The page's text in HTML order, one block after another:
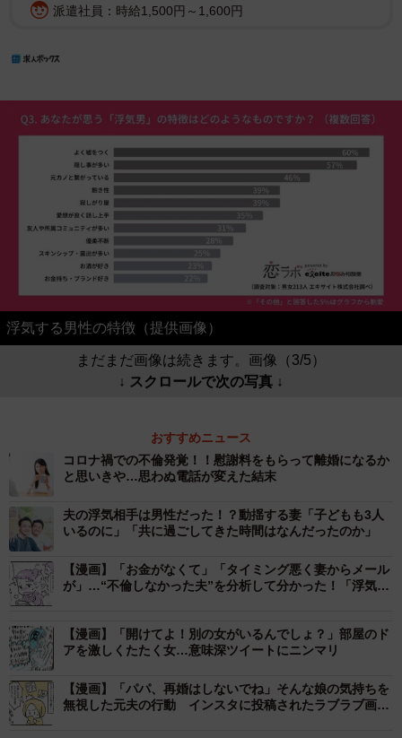
派遣社員：時給1,500円～1,600円
浮気する男性の特徴（提供画像）
まだまだ画像は続きます。画像（3/5）
↓ スクロールで次の写真 ↓
おすすめニュース
コロナ禍での不倫発覚！！慰謝料をもらって離婚になるか
と思いきや…思わぬ電話が変えた結末
夫の浮気相手は男性だった！？動揺する妻「子どもも3人
いるのに」「共に過ごしてきた時間はなんだったのか」
【漫画】「お金がなくて」「タイミング悪く妻からメール
が」…“不倫しなかった夫”を分析して分かった！「浮気さ
【漫画】「開けてよ！別の女がいるんでしょ？」部屋のド
アを激しくたたく女…意味深ツイートにニンマリ
【漫画】「パパ、再婚はしないでね」そんな娘の気持ちを
無視した元夫の行動 インスタに投稿されたラブラブ画像